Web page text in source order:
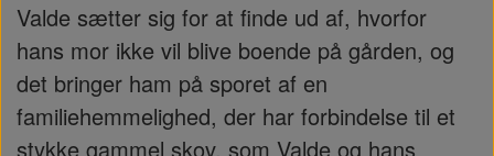
Valde sætter sig for at finde ud af, hvorfor
hans mor ikke vil blive boende på gården, og
det bringer ham på sporet af en
familiehemmelighed, der har forbindelse til et
stykke gammel skov, som Valde og hans